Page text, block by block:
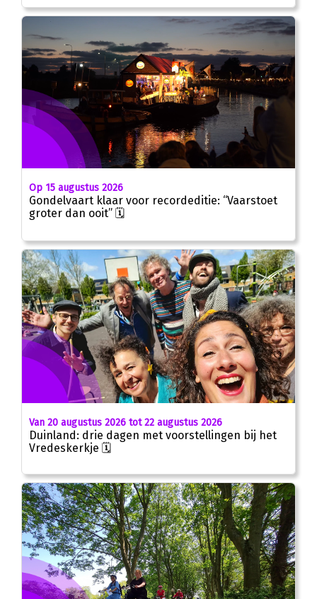
Op 15 augustus 2026
Gondelvaart klaar voor recordeditie: “Vaarstoet
groter dan ooit” 🗓
Van 20 augustus 2026 tot 22 augustus 2026
Duinland: drie dagen met voorstellingen bij het
Vredeskerkje 🗓